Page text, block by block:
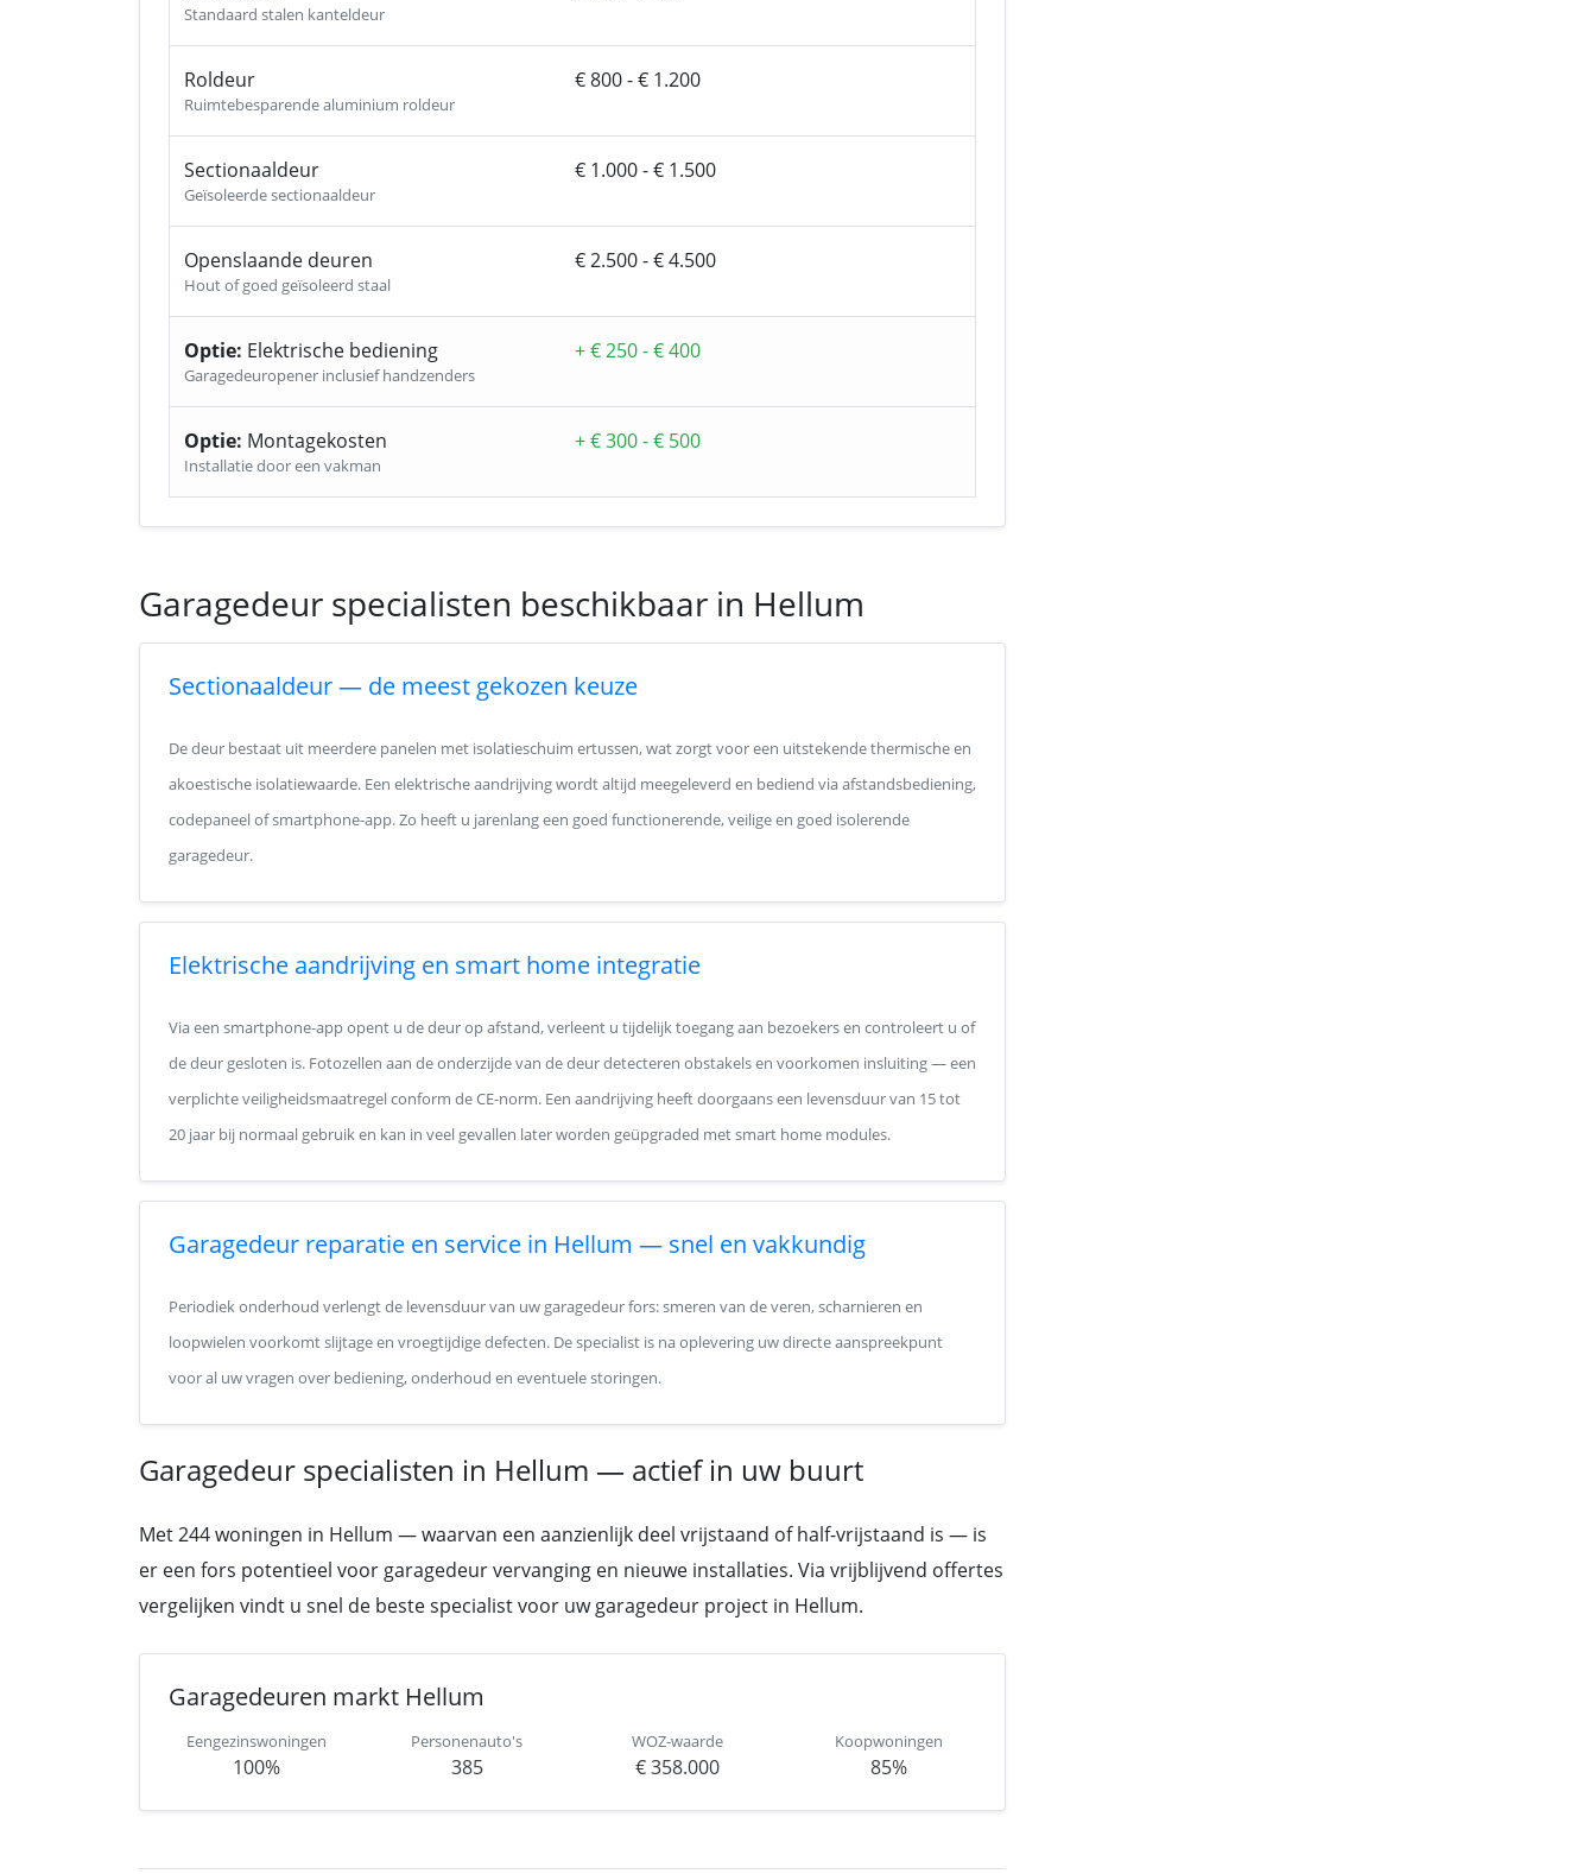
Standaard stalen kanteldeur
Roldeur
Ruimtebesparende aluminium roldeur
€ 800 - € 1.200
Sectionaaldeur
Geïsoleerde sectionaaldeur
€ 1.000 - € 1.500
Openslaande deuren
Hout of goed geïsoleerd staal
€ 2.500 - € 4.500
Optie: Elektrische bediening
Garagedeuropener inclusief handzenders
+ € 250 - € 400
Optie: Montagekosten
Installatie door een vakman
+ € 300 - € 500
Garagedeur specialisten beschikbaar in Hellum
Sectionaaldeur — de meest gekozen keuze
De deur bestaat uit meerdere panelen met isolatieschuim ertussen, wat zorgt voor een uitstekende thermische en
akoestische isolatiewaarde. Een elektrische aandrijving wordt altijd meegeleverd en bediend via afstandsbediening,
codepaneel of smartphone-app. Zo heeft u jarenlang een goed functionerende, veilige en goed isolerende
garagedeur.
Elektrische aandrijving en smart home integratie
Via een smartphone-app opent u de deur op afstand, verleent u tijdelijk toegang aan bezoekers en controleert u of
de deur gesloten is. Fotozellen aan de onderzijde van de deur detecteren obstakels en voorkomen insluiting — een
verplichte veiligheidsmaatregel conform de CE-norm. Een aandrijving heeft doorgaans een levensduur van 15 tot
20 jaar bij normaal gebruik en kan in veel gevallen later worden geüpgraded met smart home modules.
Garagedeur reparatie en service in Hellum — snel en vakkundig
Periodiek onderhoud verlengt de levensduur van uw garagedeur fors: smeren van de veren, scharnieren en
loopwielen voorkomt slijtage en vroegtijdige defecten. De specialist is na oplevering uw directe aanspreekpunt
voor al uw vragen over bediening, onderhoud en eventuele storingen.
Garagedeur specialisten in Hellum — actief in uw buurt
Met 244 woningen in Hellum — waarvan een aanzienlijk deel vrijstaand of half-vrijstaand is — is
er een fors potentieel voor garagedeur vervanging en nieuwe installaties. Via vrijblijvend offertes
vergelijken vindt u snel de beste specialist voor uw garagedeur project in Hellum.
Garagedeuren markt Hellum
Eengezinswoningen
100%
Personenauto's
385
WOZ-waarde
€ 358.000
Koopwoningen
85%